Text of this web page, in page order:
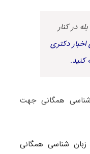
در کنار
دکتری
کنید.
شناسی همگانی جهت
زبان شناسی همگانی